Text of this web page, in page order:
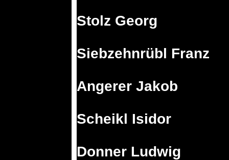
Stolz Georg
Siebzehnrübl Franz
Angerer Jakob
Scheikl Isidor
Donner Ludwig